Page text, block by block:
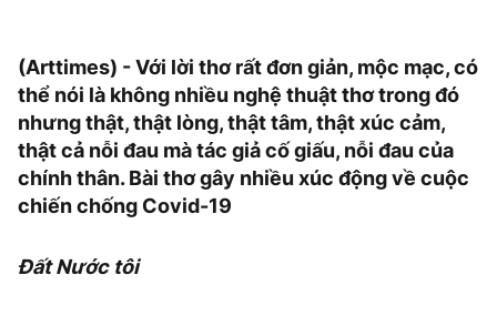
(Arttimes) - Với lời thơ rất đơn giản, mộc mạc, có
thể nói là không nhiều nghệ thuật thơ trong đó
nhưng thật, thật lòng, thật tâm, thật xúc cảm,
thật cả nỗi đau mà tác giả cố giấu, nỗi đau của
chính thân. Bài thơ gây nhiều xúc động về cuộc
chiến chống Covid-19
Đất Nước tôi